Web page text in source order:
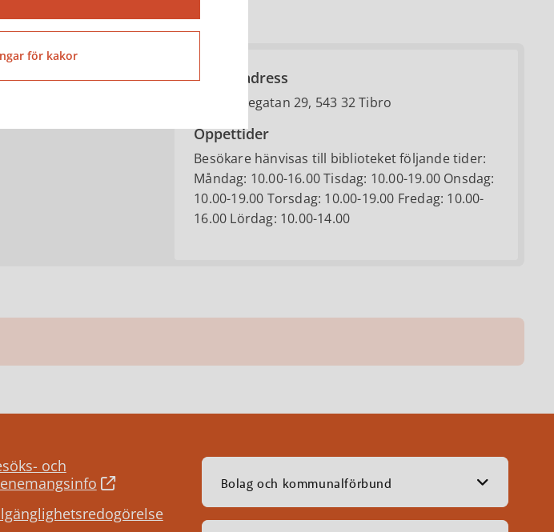
Besöksadress
Gymnasiegatan 29, 543 32 Tibro
Öppettider
Besökare hänvisas till biblioteket följande tider:
Måndag: 10.00-16.00 Tisdag: 10.00-19.00 Onsdag:
10.00-19.00 Torsdag: 10.00-19.00 Fredag: 10.00-
16.00 Lördag: 10.00-14.00
och
Bolag och kommunalförbund
för kakor